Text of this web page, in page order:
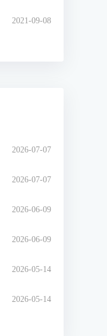
2021-09-08
2026-07-07
2026-07-07
2026-06-09
2026-06-09
2026-05-14
2026-05-14